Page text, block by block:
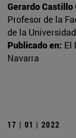
Gerardo Castillo
Profesor de la
de la
Publicado en: El
Navarra
17 | 01 | 2022